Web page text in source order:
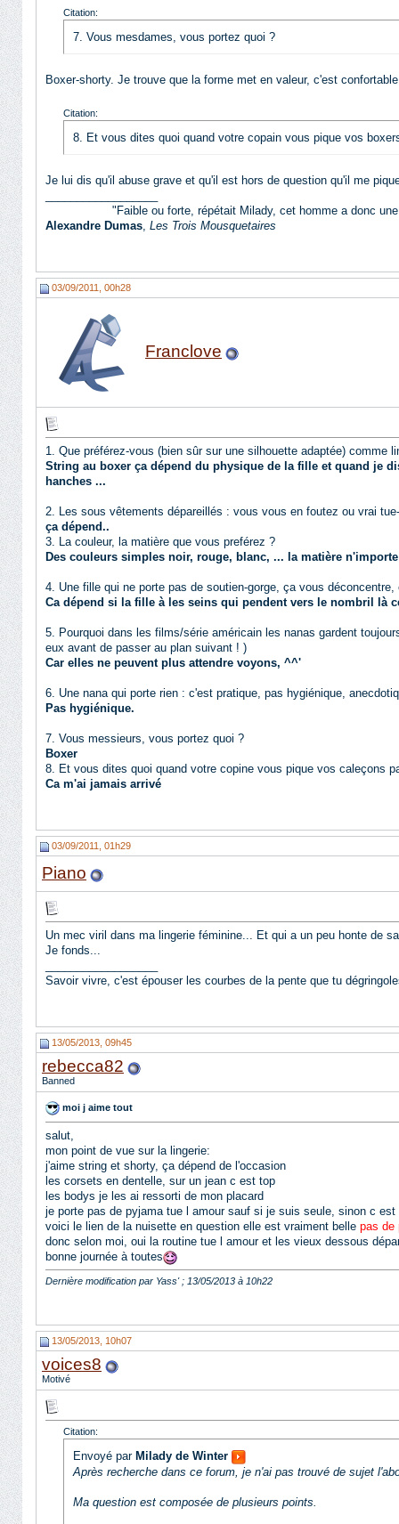
Citation:
7. Vous mesdames, vous portez quoi ?
Boxer-shorty. Je trouve que la forme met en valeur, c'est
Citation:
8. Et vous dites quoi quand votre copain vous pique vos
Je lui dis qu'il abuse grave et qu'il est hors de question qu'il me
"Faible ou forte, répétait Milady, cet homme a donc
Alexandre Dumas, Les Trois Mousquetaires
03/09/2011, 00h28
Franclove
1. Que préférez-vous (bien sûr sur une silhouette adaptée) comme
String au boxer ça dépend du physique de la fille et quand je
hanches ...
2. Les sous vêtements dépareillés : vous vous en foutez ou vrai
ça dépend..
3. La couleur, la matière que vous preférez ?
Des couleurs simples noir, rouge, blanc, ... la matière
4. Une fille qui ne porte pas de soutien-gorge, ça vous
Ca dépend si la fille à les seins qui pendent vers le nombril là
5. Pourquoi dans les films/série américain les nanas gardent
eux avant de passer au plan suivant ! )
Car elles ne peuvent plus attendre voyons, ^^'
6. Une nana qui porte rien : c'est pratique, pas hygiénique,
Pas hygiénique.
7. Vous messieurs, vous portez quoi ?
Boxer
8. Et vous dites quoi quand votre copine vous pique vos caleçons
Ca m'ai jamais arrivé
03/09/2011, 01h29
Piano
Un mec viril dans ma lingerie féminine... Et qui a un peu honte de
Je fonds...
Savoir vivre, c'est épouser les courbes de la pente que tu
13/05/2013, 09h45
rebecca82
Banned
moi j aime tout
salut,
mon point de vue sur la lingerie:
j'aime string et shorty, ça dépend de l'occasion
les corsets en dentelle, sur un jean c est top
les bodys je les ai ressorti de mon placard
je porte pas de pyjama tue l amour sauf si je suis seule, sinon c
voici le lien de la nuisette en question elle est vraiment belle pas de
donc selon moi, oui la routine tue l amour et les vieux dessous
bonne journée à toutes
Dernière modification par Yass' ; 13/05/2013 à 10h22
13/05/2013, 10h07
voices8
Motivé
Citation:
Envoyé par Milady de Winter
Après recherche dans ce forum, je n'ai pas trouvé de sujet
Ma question est composée de plusieurs points.